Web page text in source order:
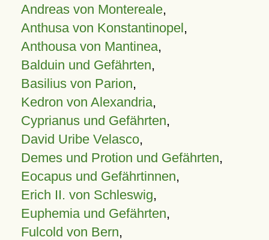
Andreas von Montereale,
Anthusa von Konstantinopel,
Anthousa von Mantinea,
Balduin und Gefährten,
Basilius von Parion,
Kedron von Alexandria,
Cyprianus und Gefährten,
David Uribe Velasco,
Demes und Protion und Gefährten,
Eocapus und Gefährtinnen,
Erich II. von Schleswig,
Euphemia und Gefährten,
Fulcold von Bern,